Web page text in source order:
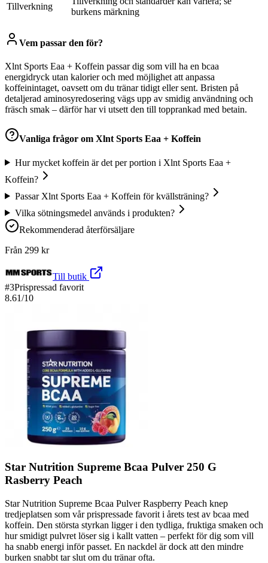
Tillverkning
burkens märkning
Vem passar den för?
Xlnt Sports Eaa + Koffein passar dig som vill ha en bcaa
energidryck utan kalorier och med möjlighet att anpassa
koffeinintaget, oavsett om du tränar tidigt eller sent. Bristen på
detaljerad aminosyredosering vägs upp av smidig användning och
fräsch smak – därför har vi utsett den till topprankad med betain.
Vanliga frågor om Xlnt Sports Eaa + Koffein
Hur mycket koffein är det per portion i Xlnt Sports Eaa +
Koffein?
Passar Xlnt Sports Eaa + Koffein för kvällsträning?
Vilka sötningsmedel används i produkten?
Rekommenderad återförsäljare
Från 299 kr
Till butik
#3Prispressad favorit
8.61/10
Star Nutrition Supreme Bcaa Pulver 250 G
Rasberry Peach
Star Nutrition Supreme Bcaa Pulver Raspberry Peach knep
tredjeplatsen som vår prispressade favorit i årets test av bcaa med
koffein. Den största styrkan ligger i den tydliga, fruktiga smaken och
hur smidigt pulvret löser sig i kallt vatten – perfekt för dig som vill
ha snabb energi inför passet. En nackdel är dock att den mindre
burken snabbt tar slut om du tränar ofta.